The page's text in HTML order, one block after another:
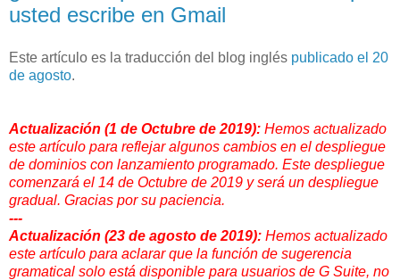
usted escribe en Gmail
Este artículo es la traducción del blog inglés publicado el 20
de agosto.
Actualización (1 de Octubre de 2019): Hemos actualizado
este artículo para reflejar algunos cambios en el despliegue
de dominios con lanzamiento programado. Este despliegue
comenzará el 14 de Octubre de 2019 y será un despliegue
gradual. Gracias por su paciencia.
---
Actualización (23 de agosto de 2019): Hemos actualizado
este artículo para aclarar que la función de sugerencia
gramatical solo está disponible para usuarios de G Suite, no